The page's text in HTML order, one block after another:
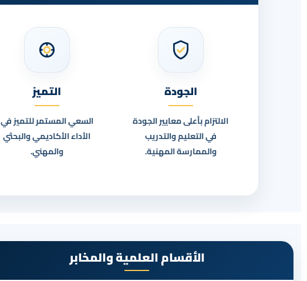
الجودة
الالتزام بأعلى معايير الجودة
في التعليم والتدريب
والممارسة المهنية.
التميز
السعي المستمر للتميز في
الأداء الأكاديمي والبحثي
والمهني.
الأقسام العلمية والمخابر